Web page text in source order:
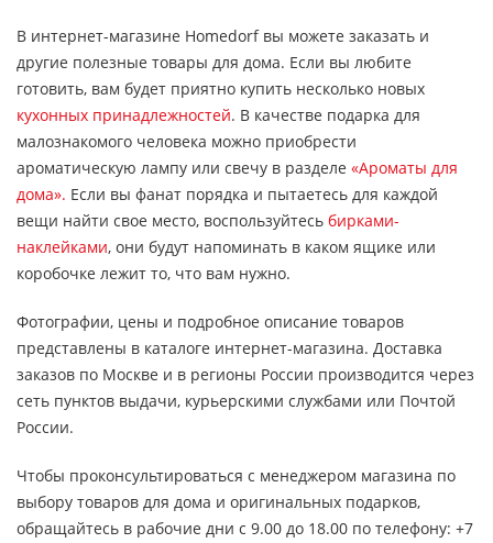
В интернет-магазине Homedorf вы можете заказать и
другие полезные товары для дома. Если вы любите
готовить, вам будет приятно купить несколько новых
кухонных принадлежностей. В качестве подарка для
малознакомого человека можно приобрести
ароматическую лампу или свечу в разделе «Ароматы для
дома». Если вы фанат порядка и пытаетесь для каждой
вещи найти свое место, воспользуйтесь бирками-
наклейками, они будут напоминать в каком ящике или
коробочке лежит то, что вам нужно.
Фотографии, цены и подробное описание товаров
представлены в каталоге интернет-магазина. Доставка
заказов по Москве и в регионы России производится через
сеть пунктов выдачи, курьерскими службами или Почтой
России.
Чтобы проконсультироваться с менеджером магазина по
выбору товаров для дома и оригинальных подарков,
обращайтесь в рабочие дни с 9.00 до 18.00 по телефону: +7